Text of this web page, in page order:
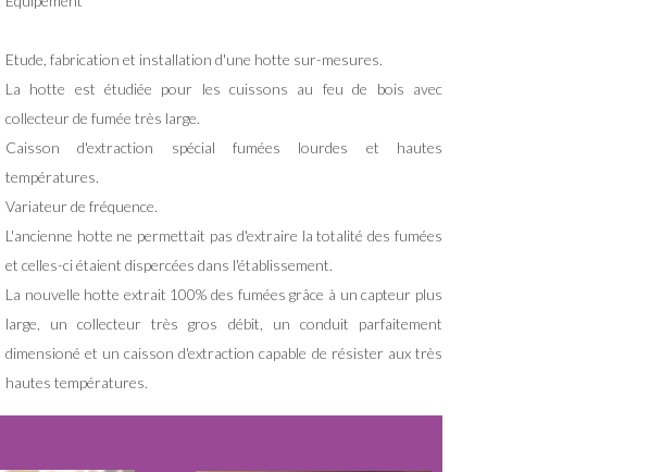
Etude, fabrication et installation d'une hotte sur-mesures.
La hotte est étudiée pour les cuissons au feu de bois avec
collecteur de fumée très large.
Caisson d'extraction spécial fumées lourdes et hautes
températures.
Variateur de fréquence.
L'ancienne hotte ne permettait pas d'extraire la totalité des fumées
et celles-ci étaient dispercées dans l'établissement.
La nouvelle hotte extrait 100% des fumées grâce à un capteur plus
large, un collecteur très gros débit, un conduit parfaitement
dimensioné et un caisson d'extraction capable de résister aux très
hautes températures.